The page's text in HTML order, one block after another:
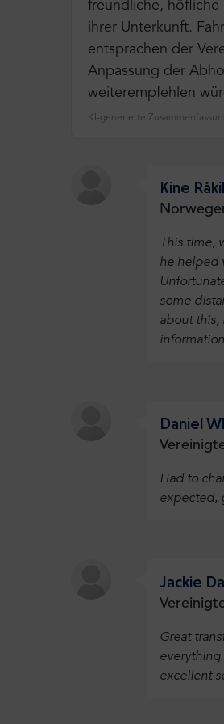
freundliche, höfliche
ihrer Unterkunft.
entsprachen der
Anpassung der
weiterempfehlen
KI-generierte
Kine Råkil
This time,
he helped
some
about
Daniel
Had to
expected,
Jackie
Great
everything
excellent